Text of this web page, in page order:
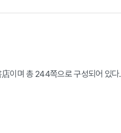
이며 총 244쪽으로 구성되어 있다.